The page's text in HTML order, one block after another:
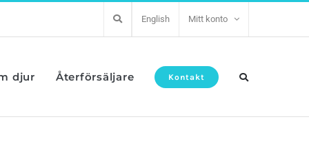
English Mitt konto
djur Återförsäljare Kontakt